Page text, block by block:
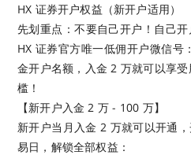
HX 证券开户权益（新开户适用）
先划重点：不要自己开户！自己
HX 证券官方唯一低佣开户微信
金开户名额，入金 2 万就可以享
槛！
【新开户入金 2 万 - 100 万】
新开户当月入金 2 万就可以开通
易日，解锁全部权益：